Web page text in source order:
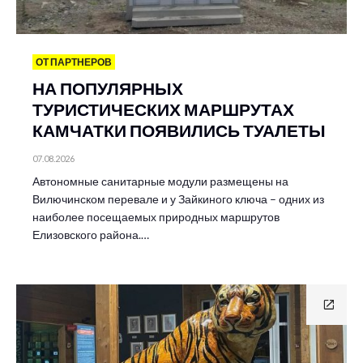
ОТ ПАРТНЕРОВ
НА ПОПУЛЯРНЫХ
ТУРИСТИЧЕСКИХ МАРШРУТАХ
КАМЧАТКИ ПОЯВИЛИСЬ ТУАЛЕТЫ
07.08.2026
Автономные санитарные модули размещены на
Вилючинском перевале и у Зайкиного ключа – одних из
наиболее посещаемых природных маршрутов
Елизовского района.…